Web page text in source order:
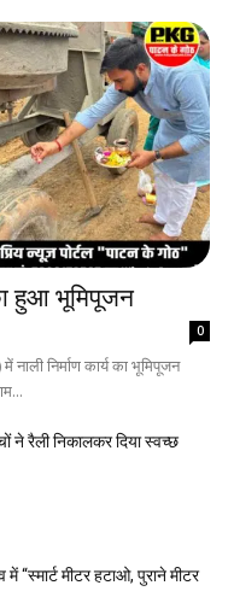
हुआ भूमिपूजन
0
निर्माण कार्य का भूमिपूजन
ने रैली निकालकर दिया स्वच्छ
“स्मार्ट मीटर हटाओ, पुराने मीटर